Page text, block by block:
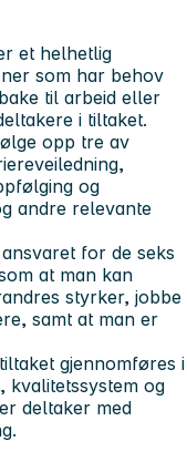
et helhetlig
som har behov
til arbeid eller
i tiltaket.
opp tre av
og
andre relevante
for de seks
at man kan
styrker, jobbe
samt at man er
gjennomføres i
kvalitetssystem og
deltaker med